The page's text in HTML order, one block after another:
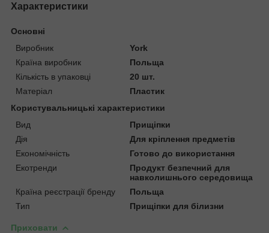
Характеристики
Основні
Виробник
York
Країна виробник
Польща
Кількість в упаковці
20 шт.
Матеріал
Пластик
Користувальницькі характеристики
Вид
Прищіпки
Дія
Для кріплення предметів
Економічність
Готово до використання
Екотренди
Продукт безпечний для
навколишнього середовища
Країна реєстрації бренду
Польща
Тип
Прищіпки для білизни
Приховати